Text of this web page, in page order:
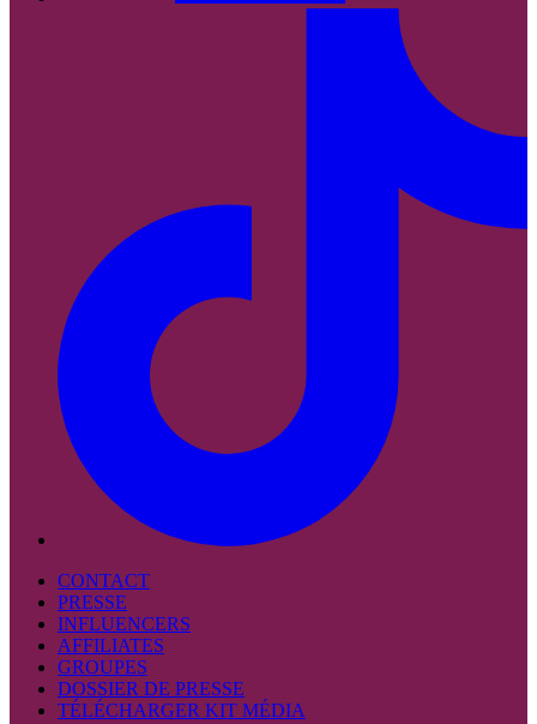
CONTACT
PRESSE
INFLUENCERS
AFFILIATES
GROUPES
DOSSIER DE PRESSE
TÉLÉCHARGER KIT MÉDIA